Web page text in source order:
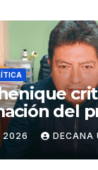
del
2026 DECANA